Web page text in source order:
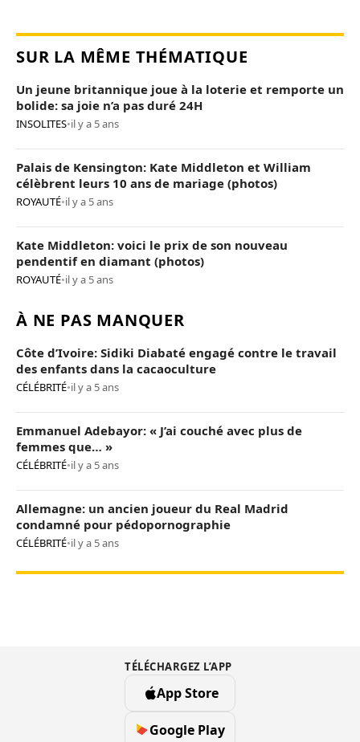
SUR LA MÊME THÉMATIQUE
Un jeune britannique joue à la loterie et remporte un
bolide: sa joie n’a pas duré 24H
INSOLITES•il y a 5 ans
Palais de Kensington: Kate Middleton et William
célèbrent leurs 10 ans de mariage (photos)
ROYAUTÉ•il y a 5 ans
Kate Middleton: voici le prix de son nouveau
pendentif en diamant (photos)
ROYAUTÉ•il y a 5 ans
À NE PAS MANQUER
Côte d’Ivoire: Sidiki Diabaté engagé contre le travail
des enfants dans la cacaoculture
CÉLÉBRITÉ•il y a 5 ans
Emmanuel Adebayor: « J’ai couché avec plus de
femmes que… »
CÉLÉBRITÉ•il y a 5 ans
Allemagne: un ancien joueur du Real Madrid
condamné pour pédopornographie
CÉLÉBRITÉ•il y a 5 ans
TÉLÉCHARGEZ L’APP
App Store
Google Play